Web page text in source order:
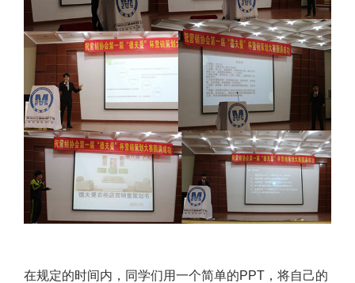
在规定的时间内，同学们用一个简单的PPT，将自己的